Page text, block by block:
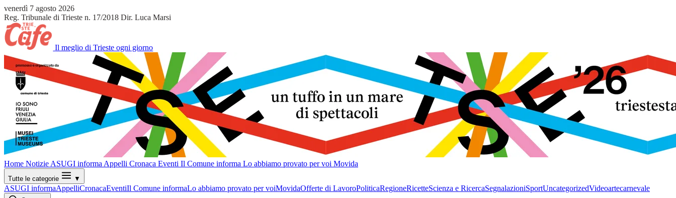
venerdì 7 agosto 2026
Reg. Tribunale di Trieste n. 17/2018 Dir. Luca Marsi
Il meglio di Trieste ogni giorno
Home Notizie ASUGI informa Appelli Cronaca Eventi Il Comune informa Lo abbiamo provato per voi Movida
Tutte le categorie ▼
ASUGI informaAppelliCronacaEventiIl Comune informaLo abbiamo provato per voiMovidaOfferte di LavoroPoliticaRegioneRicetteScienza e RicercaSegnalazioniSportUncategorizedVideoartecarnevale